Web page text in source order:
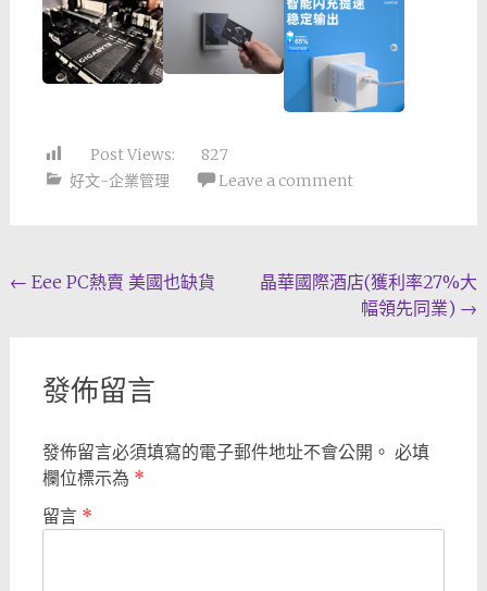
Post Views:
827
好文-企業管理
Leave a comment
Post
← Eee PC熱賣 美國也缺貨
晶華國際酒店(獲利率27%大
幅領先同業) →
發佈留言
發佈留言必須填寫的電子郵件地址不會公開。 必填
欄位標示為 *
留言 *